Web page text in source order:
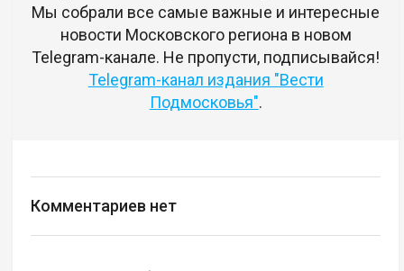
Мы собрали все самые важные и интересные
новости Московского региона в новом
Telegram-канале. Не пропусти, подписывайся!
Telegram-канал издания "Вести
Подмосковья".
Комментариев нет